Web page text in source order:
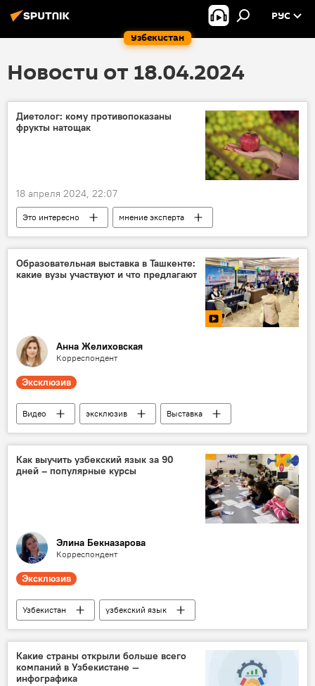
Узбекистан
РУС
Новости от 18.04.2024
Диетолог: кому противопоказаны
фрукты натощак
18 апреля 2024, 22:07
Это интересно
мнение эксперта
Фрукты
еда
здоровье
заболевания
Образовательная выставка в Ташкенте:
какие вузы участвуют и что предлагают
Анна Желиховская
Корреспондент
Эксклюзив
Видео эксклюзив
Выставка
Ташкент
Узбекистан
Образование
вузы
Как выучить узбекский язык за 90
дней – популярные курсы
Элина Бекназарова
Корреспондент
Эксклюзив
Узбекистан
узбекский язык
Образование
Общество
Какие страны открыли больше всего
компаний в Узбекистане —
инфографика